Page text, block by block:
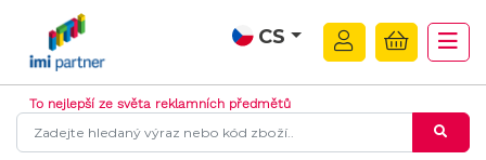
CS
To nejlepší ze světa reklamních předmětů